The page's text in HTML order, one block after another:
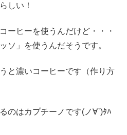
しい！
ーヒーを使うんだけど・・・
ソ」を使うんだそうです。
と濃いコーヒーです（作り方
のはカプチーノです(ノ∀`)ﾀﾊ